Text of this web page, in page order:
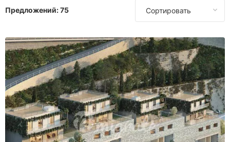
Предложений:75 Сортировать